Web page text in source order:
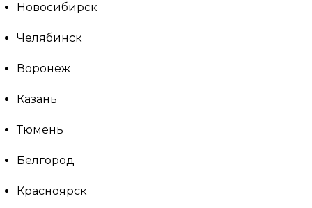
Новосибирск
Челябинск
Воронеж
Казань
Тюмень
Белгород
Красноярск